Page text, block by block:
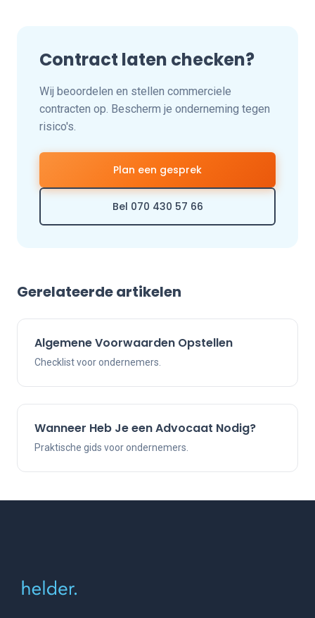
Contract laten checken?
Wij beoordelen en stellen commerciele
contracten op. Bescherm je onderneming tegen
risico's.
Plan een gesprek
Bel 070 430 57 66
Gerelateerde artikelen
Algemene Voorwaarden Opstellen
Checklist voor ondernemers.
Wanneer Heb Je een Advocaat Nodig?
Praktische gids voor ondernemers.